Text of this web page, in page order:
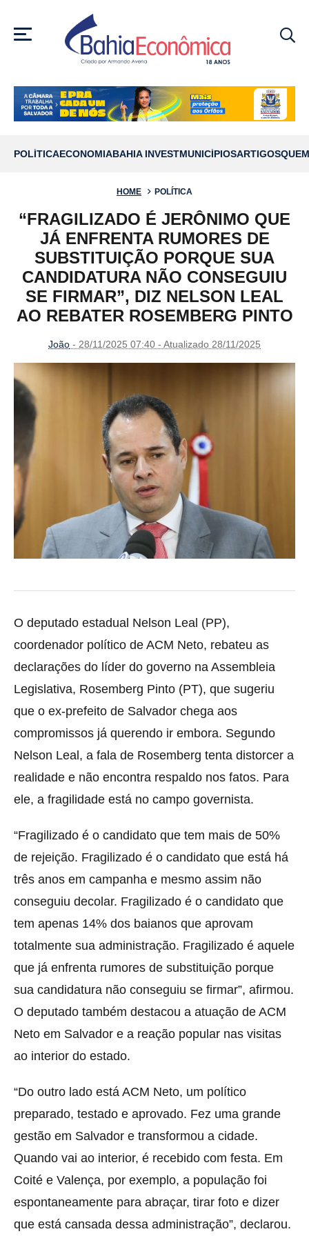
MENU
POLÍTICAECONOMIABAHIA INVESTMUNICÍPIOSARTIGOS
HOME POLÍTICA
“FRAGILIZADO É JERÔNIMO QUE
JÁ ENFRENTA RUMORES DE
SUBSTITUIÇÃO PORQUE SUA
CANDIDATURA NÃO CONSEGUIU
SE FIRMAR”, DIZ NELSON LEAL
AO REBATER ROSEMBERG PINTO
João - 28/11/2025 07:40 - Atualizado 28/11/2025
O deputado estadual Nelson Leal (PP),
coordenador político de ACM Neto, rebateu as
declarações do líder do governo na Assembleia
Legislativa, Rosemberg Pinto (PT), que sugeriu
que o ex-prefeito de Salvador chega aos
compromissos já querendo ir embora. Segundo
Nelson Leal, a fala de Rosemberg tenta distorcer a
realidade e não encontra respaldo nos fatos. Para
ele, a fragilidade está no campo governista.
“Fragilizado é o candidato que tem mais de 50%
de rejeição. Fragilizado é o candidato que está há
três anos em campanha e mesmo assim não
conseguiu decolar. Fragilizado é o candidato que
tem apenas 14% dos baianos que aprovam
totalmente sua administração. Fragilizado é aquele
que já enfrenta rumores de substituição porque
sua candidatura não conseguiu se firmar”, afirmou.
O deputado também destacou a atuação de ACM
Neto em Salvador e a reação popular nas visitas
ao interior do estado.
“Do outro lado está ACM Neto, um político
preparado, testado e aprovado. Fez uma grande
gestão em Salvador e transformou a cidade.
Quando vai ao interior, é recebido com festa. Em
Coité e Valença, por exemplo, a população foi
espontaneamente para abraçar, tirar foto e dizer
que está cansada dessa administração”, declarou.